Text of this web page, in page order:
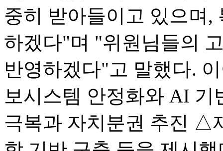
중히 받아들이고 있으며,
하겠다"며 "위원님들의
반영하겠다"고 말했다.
보시스템 안정화와 AI
극복과 자치분권 추진 △